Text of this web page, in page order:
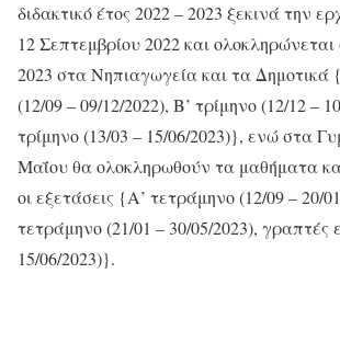
διδακτικό έτος 2022 – 2023 ξεκινά την
12 Σεπτεμβρίου 2022 και ολοκληρώνεται
2023 στα Νηπιαγωγεία και τα Δημοτικά
(12/09 – 09/12/2022), B’ τρίμηνο (12/12 –
τρίμηνο (13/03 – 15/06/2023)}, ενώ στα
Μαΐου θα ολοκληρωθούν τα μαθήματα
οι εξετάσεις {Α’ τετράμηνο (12/09 – 20/
τετράμηνο (21/01 – 30/05/2023), γραπτές
15/06/2023)}.